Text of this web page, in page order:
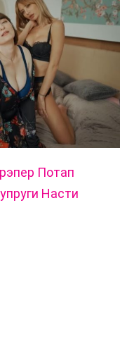
Потап
Насти